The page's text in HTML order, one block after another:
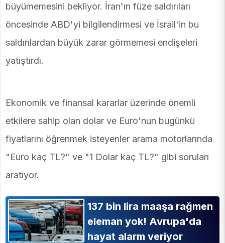
büyümemesini bekliyor. İran'ın füze saldırıları
öncesinde ABD'yi bilgilendirmesi ve İsrail'in bu
saldırılardan büyük zarar görmemesi endişeleri
yatıştırdı.
Ekonomik ve finansal kararlar üzerinde önemli
etkilere sahip olan dolar ve Euro'nun bugünkü
fiyatlarını öğrenmek isteyenler arama motorlarında
"Euro kaç TL?" ve "1 Dolar kaç TL?" gibi soruları
aratıyor.
137 bin lira maaşa rağmen
eleman yok! Avrupa'da
hayat alarm veriyor